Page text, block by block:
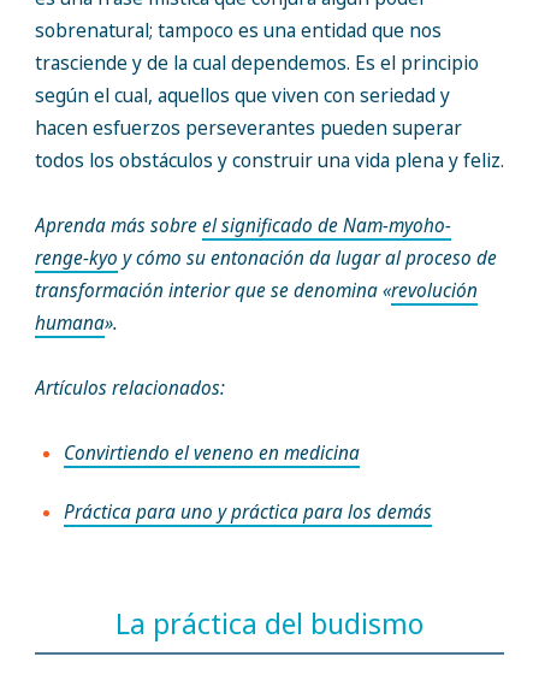
sobrenatural; tampoco es una entidad que nos
trasciende y de la cual dependemos. Es el principio
según el cual, aquellos que viven con seriedad y
hacen esfuerzos perseverantes pueden superar
todos los obstáculos y construir una vida plena y feliz.
Aprenda más sobreel significado de Nam-myoho-
renge-kyo y cómo su entonación da lugar al proceso de
transformación interior que se denomina «revolución
humana».
Artículos relacionados:
Convirtiendo el veneno en medicina
Práctica para uno y práctica para los demás
La práctica del budismo